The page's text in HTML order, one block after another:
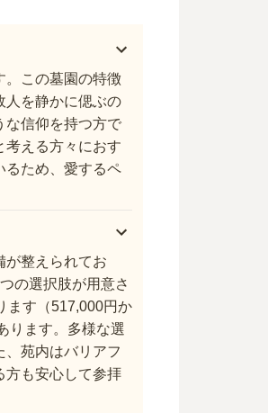
。この墓園の特徴
人を静かに偲ぶの
な信仰を持つ方で
考える方々におす
るため、愛するペ
が整えられてお
の選択肢が用意さ
ます（517,000円か
ります。多様な選
苑内はバリアフ
方も安心して参拝